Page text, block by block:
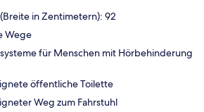
in Zentimetern): 92
Wege
für Menschen mit Hörbehinderung
öffentliche Toilette
Weg zum Fahrstuhl